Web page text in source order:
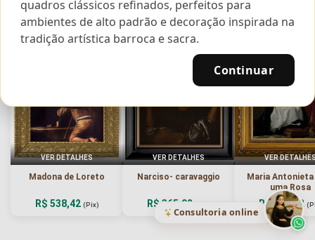
quadros clássicos refinados, perfeitos para
ambientes de alto padrão e decoração inspirada na
tradição artística barroca e sacra.
Continuar
VER DETALHES
Madona de Loreto
R$ 538,42 (Pix)
VER DETALHES
Narciso- caravaggio
R$ 365,92
VER
Maria
uma Rosa
R$ 365,92
Consultoria online